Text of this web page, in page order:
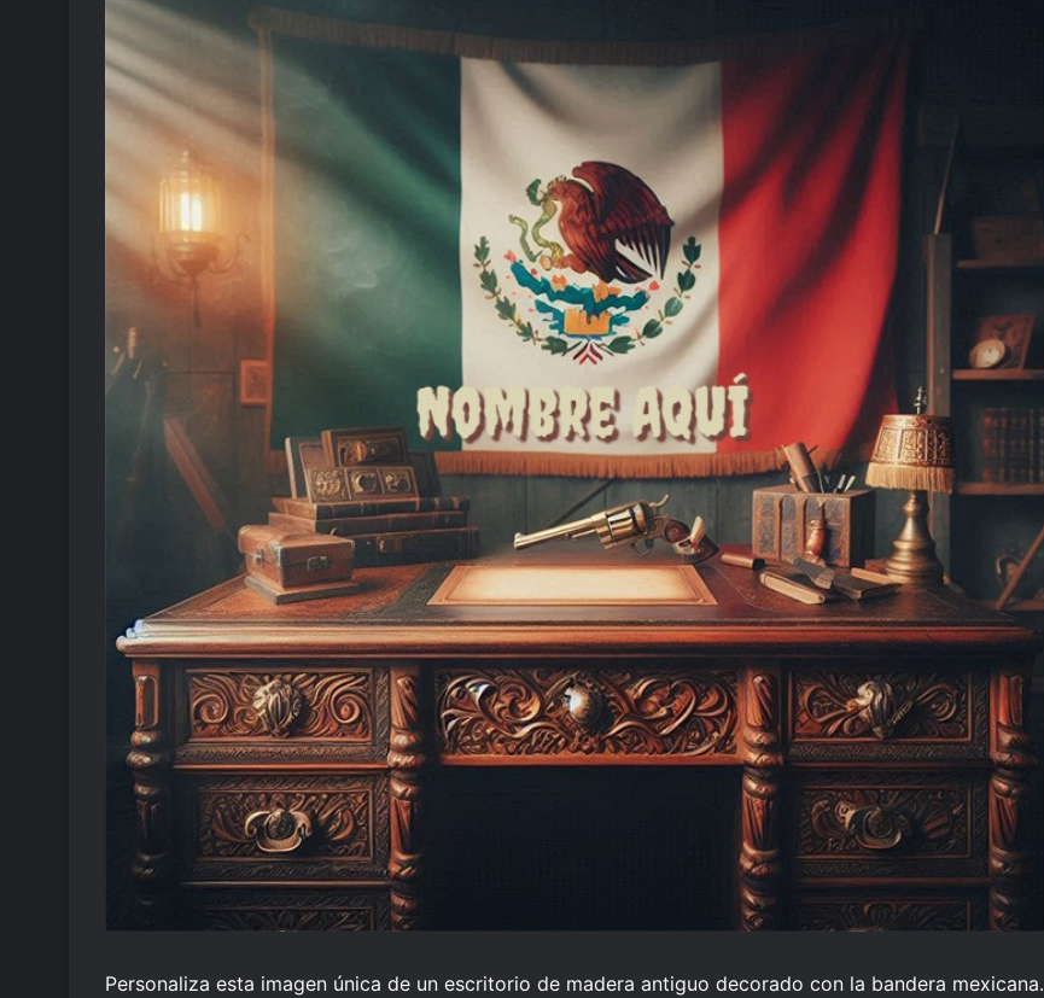
Personaliza esta imagen única de un escritorio de madera antiguo decorado con la bandera mexicana.